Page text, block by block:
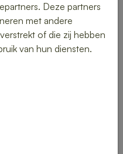
in
vers en
kies uit een gevarieerd
salades en warme
kantoor.
bereid en snel geleverd,
Deze partners
met andere
of die zij hebben
van hun diensten.